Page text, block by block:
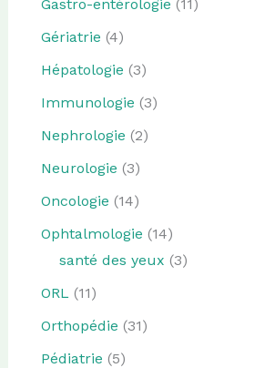
Gastro-entérologie (11)
Gériatrie (4)
Hépatologie (3)
Immunologie (3)
Nephrologie (2)
Neurologie (3)
Oncologie (14)
Ophtalmologie (14)
santé des yeux (3)
ORL (11)
Orthopédie (31)
Pédiatrie (5)